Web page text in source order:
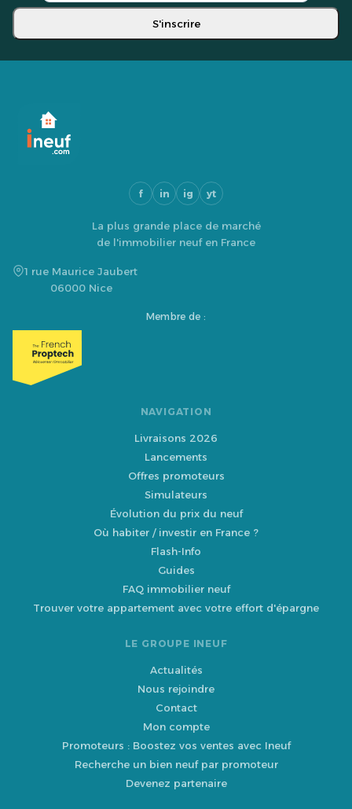
S'inscrire
f in ig yt
La plus grande place de marché
de l'immobilier neuf en France
1 rue Maurice Jaubert
06000 Nice
Membre de :
NAVIGATION
Livraisons 2026
Lancements
Offres promoteurs
Simulateurs
Évolution du prix du neuf
Où habiter / investir en France ?
Flash-Info
Guides
FAQ immobilier neuf
Trouver votre appartement avec votre effort d'épargne
LE GROUPE INEUF
Actualités
Nous rejoindre
Contact
Mon compte
Promoteurs : Boostez vos ventes avec Ineuf
Recherche un bien neuf par promoteur
Devenez partenaire